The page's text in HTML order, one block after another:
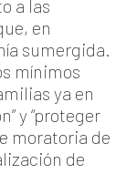
a las
en
sumergida.
mínimos
ya en
y “proteger
moratoria de
de